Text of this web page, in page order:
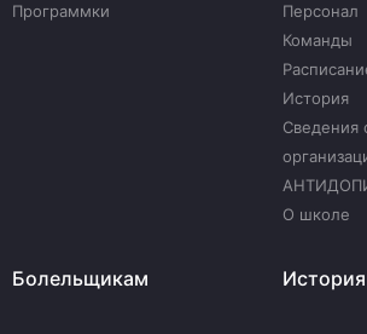
Программки
Персонал
Команды
История
Сведения
О школе
Болельщикам История